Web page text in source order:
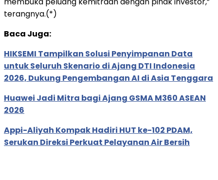
terangnya.(*)
Baca Juga:
HIKSEMI Tampilkan Solusi Penyimpanan Data
untuk Seluruh Skenario di Ajang DTI Indonesia
2026, Dukung Pengembangan AI di Asia Tenggara
Huawei Jadi Mitra bagi Ajang GSMA M360 ASEAN
2026
Appi-Aliyah Kompak Hadiri HUT ke-102 PDAM,
Serukan Direksi Perkuat Pelayanan Air Bersih